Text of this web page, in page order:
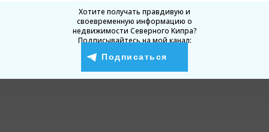
Хотите получать правдивую и
своевременную информацию о
недвижимости Северного Кипра?
Подписывайтесь на мой канал:
Подписаться